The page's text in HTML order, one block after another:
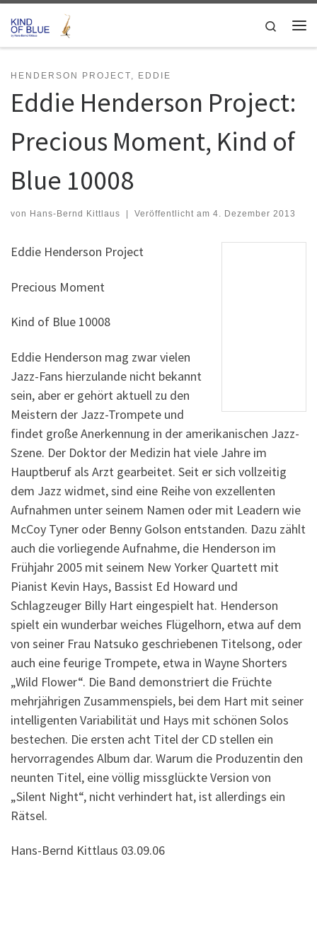
Zum Inhalt springen
Search
HENDERSON PROJECT, EDDIE
Eddie Henderson Project:
Precious Moment, Kind of
Blue 10008
von Hans-Bernd Kittlaus Veröffentlicht am 4. Dezember 2013
Eddie Henderson Project
Precious Moment
Kind of Blue 10008
Eddie Henderson mag zwar vielen
Jazz-Fans hierzulande nicht bekannt
sein, aber er gehört aktuell zu den
Meistern der Jazz-Trompete und
findet große Anerkennung in der amerikanischen Jazz-
Szene. Der Doktor der Medizin hat viele Jahre im
Hauptberuf als Arzt gearbeitet. Seit er sich vollzeitig
dem Jazz widmet, sind eine Reihe von exzellenten
Aufnahmen unter seinem Namen oder mit Leadern wie
McCoy Tyner oder Benny Golson entstanden. Dazu zählt
auch die vorliegende Aufnahme, die Henderson im
Frühjahr 2005 mit seinem New Yorker Quartett mit
Pianist Kevin Hays, Bassist Ed Howard und
Schlagzeuger Billy Hart eingespielt hat. Henderson
spielt ein wunderbar weiches Flügelhorn, etwa auf dem
von seiner Frau Natsuko geschriebenen Titelsong, oder
auch eine feurige Trompete, etwa in Wayne Shorters
„Wild Flower“. Die Band demonstriert die Früchte
mehrjährigen Zusammenspiels, bei dem Hart mit seiner
intelligenten Variabilität und Hays mit schönen Solos
bestechen. Die ersten acht Titel der CD stellen ein
hervorragendes Album dar. Warum die Produzentin den
neunten Titel, eine völlig missglückte Version von
„Silent Night“, nicht verhindert hat, ist allerdings ein
Rätsel.
Hans-Bernd Kittlaus 03.09.06